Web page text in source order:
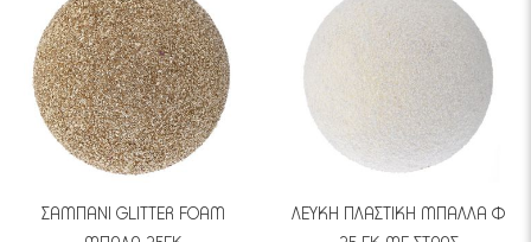
ΣΑΜΠΑΝΙ GLITTER FOAM
ΛΕΥΚΗ ΠΛΑΣΤΙΚΗ ΜΠΑΛΛΑ Φ